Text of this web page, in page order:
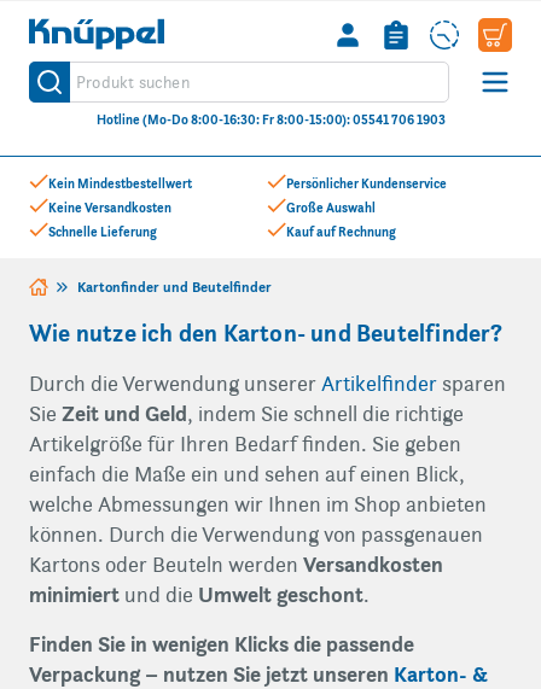
Kein Mindestbestellwert
Keine Versandkosten
Schnelle Lieferung
Persönlicher Kundenservice
Große Auswahl
Kauf auf Rechnung
Knüppel
Produkt suchen
Suche
Hotline (Mo-Do 8:00-16:30: Fr 8:00-15:00): 05541 706 1903
Zum Inhalt springen
Kartonfinder und Beutelfinder
Wie nutze ich den Karton- und Beutelfinder?
Durch die Verwendung unsererArtikelfinder sparen
Sie Zeit und Geld, indem Sie schnell die richtige
Artikelgröße für Ihren Bedarf finden. Sie geben
einfach die Maße ein und sehen auf einen Blick,
welche Abmessungen wir Ihnen im Shop anbieten
können. Durch die Verwendung von passgenauen
Kartons oder Beuteln werden Versandkosten
minimiert und die Umwelt geschont.
Finden Sie in wenigen Klicks die passende
Verpackung – nutzen Sie jetzt unseren Karton- &